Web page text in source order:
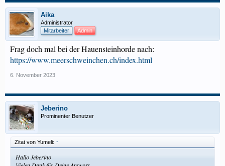
Aika
Administrator
Mitarbeiter
Admin
Frag doch mal bei der Hauensteinhorde nach:
https://www.meerschweinchen.ch/index.html
6. November 2023
Jeberino
Prominenter Benutzer
Zitat von Yumeli: ↑
Hallo Jeberino